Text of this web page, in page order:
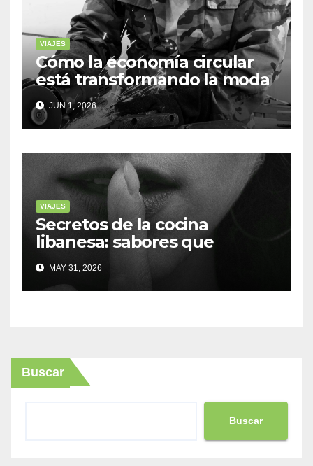
VIAJES
Cómo la economía circular
está transformando la moda
sostenible
JUN 1, 2026
VIAJES
Secretos de la cocina
libanesa: sabores que
cuentan historias
MAY 31, 2026
Buscar
Buscar